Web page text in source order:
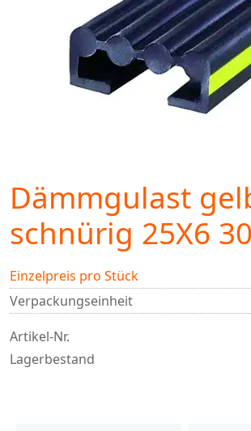
Dämmgulast
schnürig 25X6
Einzelpreis pro Stück
Verpackungseinheit
Artikel-Nr.
Lagerbestand